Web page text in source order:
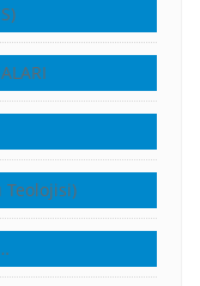
Teolojisi)